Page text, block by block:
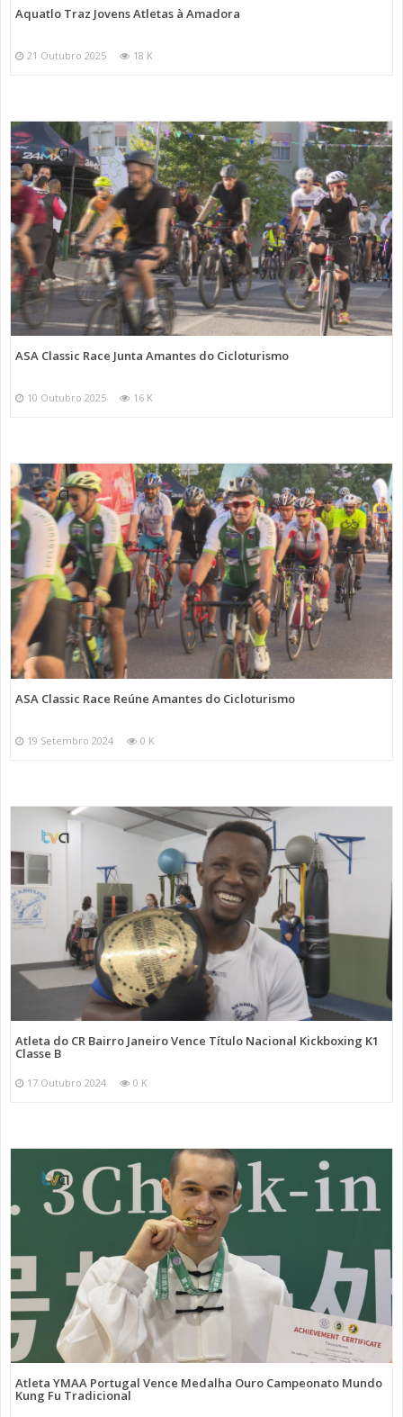
Aquatlo Traz Jovens Atletas à Amadora
21 Outubro 2025 18 K
ASA Classic Race Junta Amantes do Cicloturismo
10 Outubro 2025 16 K
ASA Classic Race Reúne Amantes do Cicloturismo
19 Setembro 2024 0 K
Atleta do CR Bairro Janeiro Vence Título Nacional Kickboxing K1
Classe B
17 Outubro 2024 0 K
Atleta YMAA Portugal Vence Medalha Ouro Campeonato Mundo
Kung Fu Tradicional